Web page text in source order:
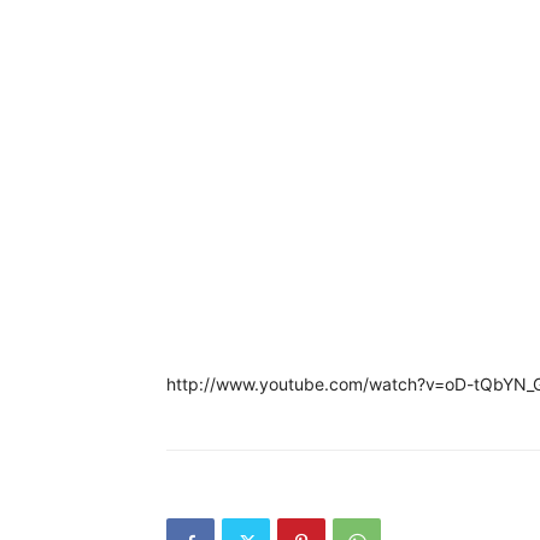
http://www.youtube.com/watch?v=oD-